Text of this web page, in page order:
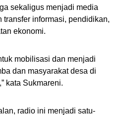
sekaligus menjadi media
transfer informasi, pendidikan,
ekonomi.
mobilisasi dan menjadi
dan masyarakat desa di
kata Sukmareni.
radio ini menjadi satu-